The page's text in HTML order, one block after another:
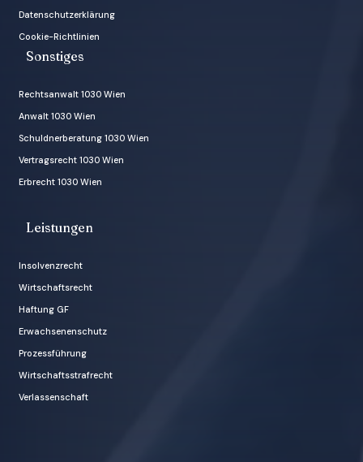
Datenschutzerklärung
Cookie-Richtlinien
Sonstiges
Rechtsanwalt 1030 Wien
Anwalt 1030 Wien
Schuldnerberatung 1030 Wien
Vertragsrecht 1030 Wien
Erbrecht 1030 Wien
Leistungen
Insolvenzrecht
Wirtschaftsrecht
Haftung GF
Erwachsenenschutz
Prozessführung
Wirtschaftsstrafrecht
Verlassenschaft